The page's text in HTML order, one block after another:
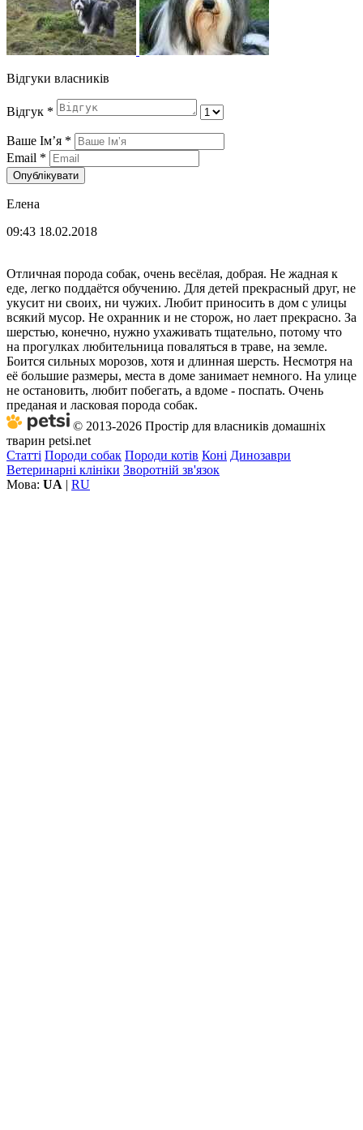
Відгуки власників
Відгук *
Ваше Імʼя *
Email *
Опублікувати
Елена
09:43 18.02.2018
Отличная порода собак, очень весёлая, добрая. Не жадная к
еде, легко поддаётся обучению. Для детей прекрасный друг, не
укусит ни своих, ни чужих. Любит приносить в дом с улицы
всякий мусор. Не охранник и не сторож, но лает прекрасно. За
шерстью, конечно, нужно ухаживать тщательно, потому что
на прогулках любительница поваляться в траве, на земле.
Боится сильных морозов, хотя и длинная шерсть. Несмотря на
её большие размеры, места в доме занимает немного. На улице
не остановить, любит побегать, а вдоме - поспать. Очень
преданая и ласковая порода собак.
© 2013-2026 Простір для власників домашніх
тварин petsi.net
Статті Породи собак Породи котів Коні Динозаври
Ветеринарні клініки Зворотній зв'язок
Мова: UA | RU